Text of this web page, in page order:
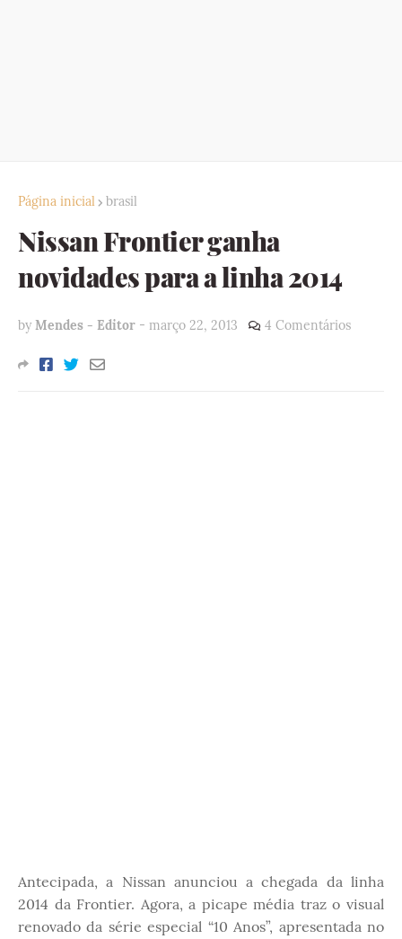
Página inicial brasil
Nissan Frontier ganha
novidades para a linha 2014
by Mendes - Editor - março 22, 2013 4 Comentários
Antecipada, a Nissan anunciou a chegada da linha
2014 da Frontier. Agora, a picape média traz o visual
renovado da série especial “10 Anos”, apresentada no